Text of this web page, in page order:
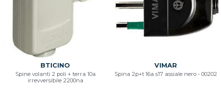
BTICINO
Spine volanti 2 poli + terra 10a
irrevversibile 2200na
VIMAR
Spina 2p+t 16a s17 assiale nero - 00202